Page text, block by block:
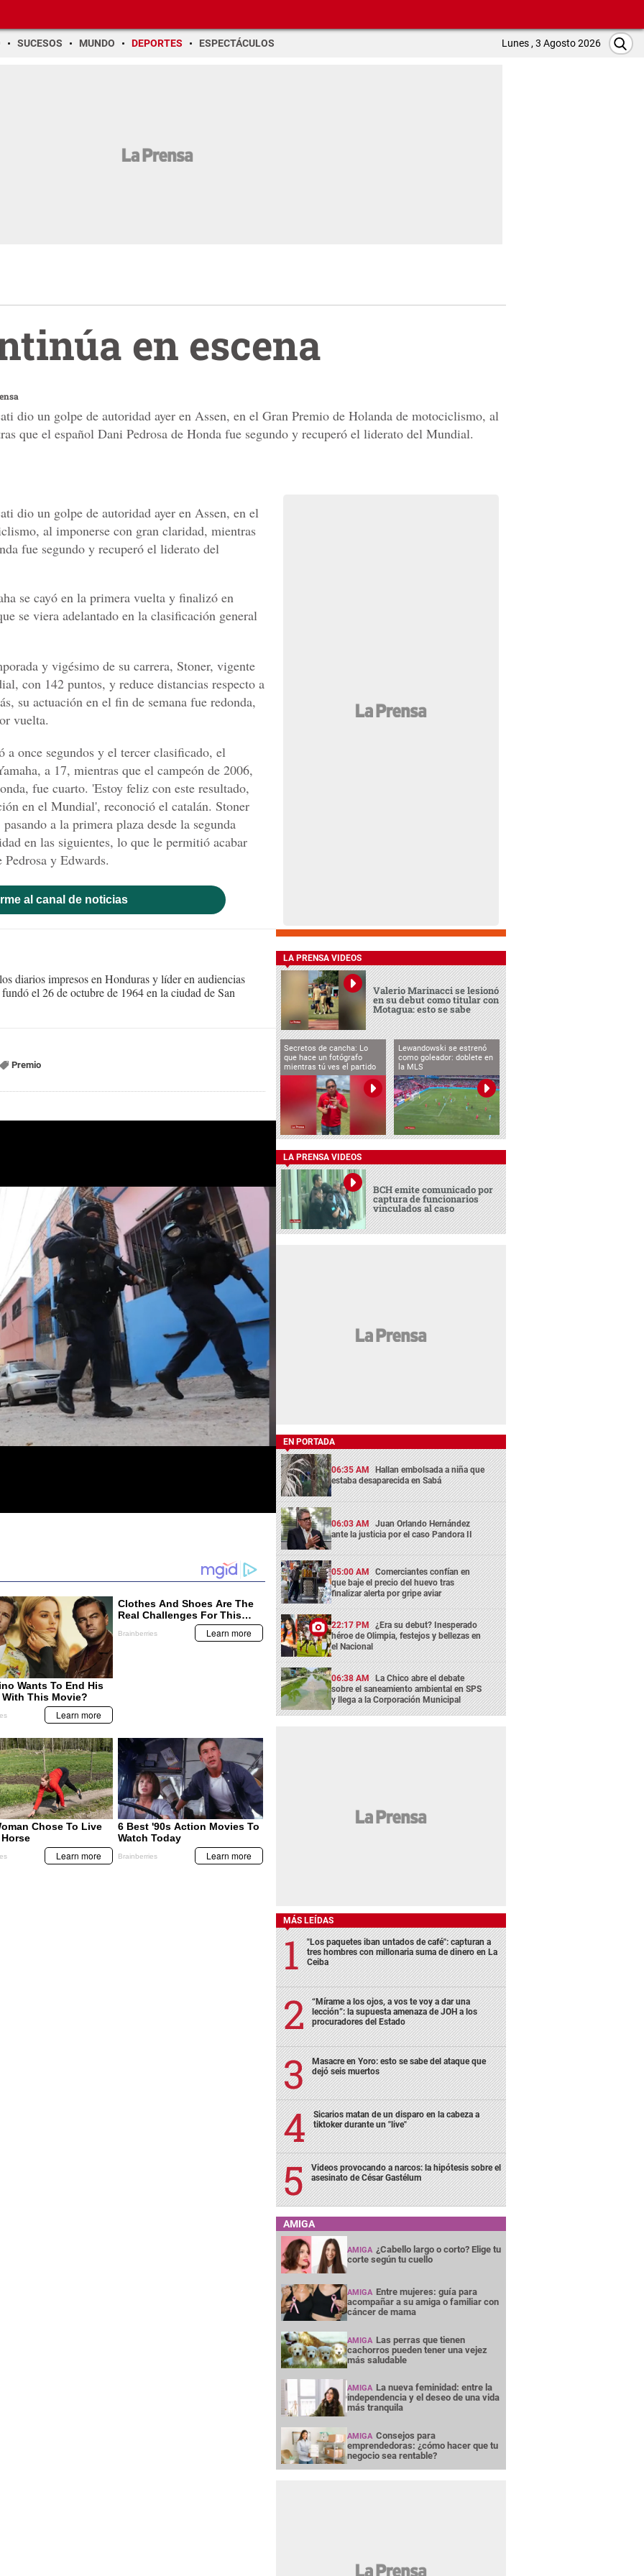
SUCESOS MUNDO DEPORTES ESPECTÁCULOS Lunes , 3 Agosto 2026
en escena
dio un golpe de autoridad ayer en Assen, en el Gran Premio de Holanda de motociclismo, al
que el español Dani Pedrosa de Honda fue segundo y recuperó el liderato del Mundial.
dio un golpe de autoridad ayer en Assen, en el
al imponerse con gran claridad, mientras
fue segundo y recuperó el liderato del
se cayó en la primera vuelta y finalizó en
se viera adelantado en la clasificación general
y vigésimo de su carrera, Stoner, vigente
con 142 puntos, y reduce distancias respecto a
su actuación en el fin de semana fue redonda,
vuelta.
a once segundos y el tercer clasificado, el
a 17, mientras que el campeón de 2006,
fue cuarto. 'Estoy feliz con este resultado,
en el Mundial', reconoció el catalán. Stoner
a la primera plaza desde la segunda
en las siguientes, lo que le permitió acabar
Pedrosa y Edwards.
al canal de noticias
diarios impresos en Honduras y líder en audiencias
el 26 de octubre de 1964 en la ciudad de San
Premio
LA PRENSA VIDEOS
Valerio Marinacci se lesionó
en su debut como titular con
Motagua: esto se sabe
Secretos de cancha: Lo
que hace un fotógrafo
mientras tú ves el partido
Lewandowski se estrenó
como goleador: doblete en
la MLS
LA PRENSA VIDEOS
BCH emite comunicado por
captura de funcionarios
vinculados al caso
EN PORTADA
06:35 AM Hallan embolsada a niña que
estaba desaparecida en Sabá
06:03 AM Juan Orlando Hernández
ante la justicia por el caso Pandora II
05:00 AM Comerciantes confían en
que baje el precio del huevo tras
finalizar alerta por gripe aviar
22:17 PM ¿Era su debut? Inesperado
héroe de Olimpia, festejos y bellezas en
el Nacional
06:38 AM La Chico abre el debate
sobre el saneamiento ambiental en SPS
y llega a la Corporación Municipal
MÁS LEÍDAS
"Los paquetes iban untados de café": capturan a
tres hombres con millonaria suma de dinero en La
Ceiba
“Mírame a los ojos, a vos te voy a dar una
lección”: la supuesta amenaza de JOH a los
procuradores del Estado
Masacre en Yoro: esto se sabe del ataque que
dejó seis muertos
Sicarios matan de un disparo en la cabeza a
tiktoker durante un "live"
Videos provocando a narcos: la hipótesis sobre el
asesinato de César Gastélum
AMIGA
AMIGA ¿Cabello largo o corto? Elige tu
corte según tu cuello
AMIGA Entre mujeres: guía para
acompañar a su amiga o familiar con
cáncer de mama
AMIGA Las perras que tienen
cachorros pueden tener una vejez
más saludable
AMIGA La nueva feminidad: entre la
independencia y el deseo de una vida
más tranquila
AMIGA Consejos para
emprendedoras: ¿cómo hacer que tu
negocio sea rentable?